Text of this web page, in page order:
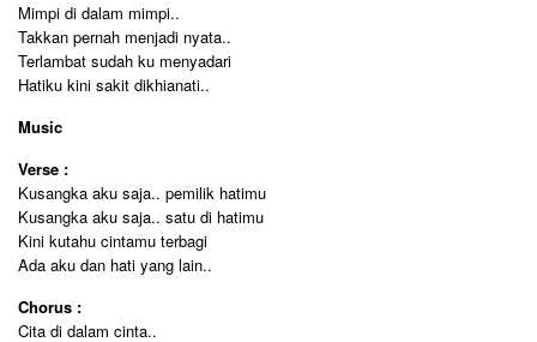
Mimpi di dalam mimpi..
Takkan pernah menjadi nyata..
Terlambat sudah ku menyadari
Hatiku kini sakit dikhianati..
Music
Verse :
Kusangka aku saja.. pemilik hatimu
Kusangka aku saja.. satu di hatimu
Kini kutahu cintamu terbagi
Ada aku dan hati yang lain..
Chorus :
Cita di dalam cinta..